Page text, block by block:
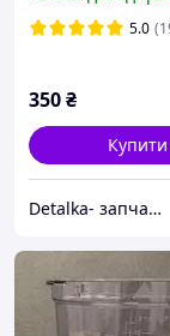
5.0
350₴
Купити
Detalka- запчастини і аксесуари для побутової техніки